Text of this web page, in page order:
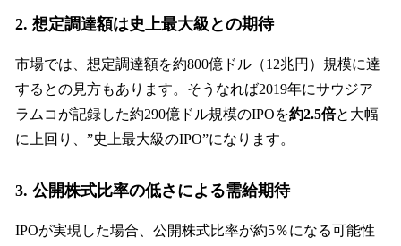
2. 想定調達額は史上最大級との期待
市場では、想定調達額を約800億ドル（12兆円）規模に達
するとの見方もあります。そうなれば2019年にサウジア
ラムコが記録した約290億ドル規模のIPOを約2.5倍と大幅
に上回り、”史上最大級のIPO”になります。
3. 公開株式比率の低さによる需給期待
IPOが実現した場合、公開株式比率が約5％になる可能性